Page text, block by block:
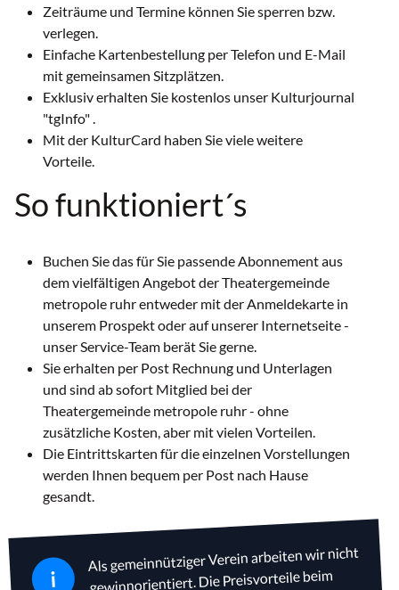
Zeiträume und Termine können Sie sperren bzw.
verlegen.
Einfache Kartenbestellung per Telefon und E-Mail
mit gemeinsamen Sitzplätzen.
Exklusiv erhalten Sie kostenlos unser Kulturjournal
"tgInfo" .
Mit der KulturCard haben Sie viele weitere
Vorteile.
So funktioniert´s
Buchen Sie das für Sie passende Abonnement aus
dem vielfältigen Angebot der Theatergemeinde
metropole ruhr entweder mit der Anmeldekarte in
unserem Prospekt oder auf unserer Internetseite -
unser Service-Team berät Sie gerne.
Sie erhalten per Post Rechnung und Unterlagen
und sind ab sofort Mitglied bei der
Theatergemeinde metropole ruhr - ohne
zusätzliche Kosten, aber mit vielen Vorteilen.
Die Eintrittskarten für die einzelnen Vorstellungen
werden Ihnen bequem per Post nach Hause
gesandt.
i
Als gemeinnütziger Verein arbeiten wir nicht
gewinnorientiert. Die Preisvorteile beim